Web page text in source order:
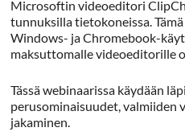
Microsoftin videoeditori
tunnuksilla tietokoneissa.
Windows- ja Chromebook-
maksuttomalle videoeditorille
Tässä webinaarissa käydään
perusominaisuudet, valmiiden
jakaminen.